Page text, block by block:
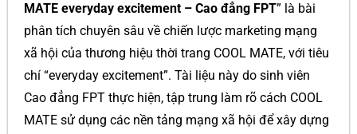
MATE everyday excitement – Cao đẳng FPT” là bài
phân tích chuyên sâu về chiến lược marketing mạng
xã hội của thương hiệu thời trang COOL MATE, với tiêu
chí “everyday excitement”. Tài liệu này do sinh viên
Cao đẳng FPT thực hiện, tập trung làm rõ cách COOL
MATE sử dụng các nền tảng mạng xã hội để xây dựng